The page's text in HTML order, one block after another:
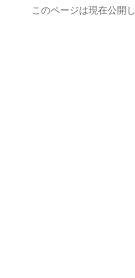
このページは現在公開